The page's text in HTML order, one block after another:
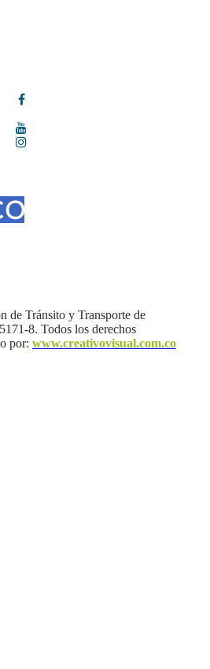
Tránsito y Transporte de
8. Todos los derechos
por: www.creativovisual.com.co